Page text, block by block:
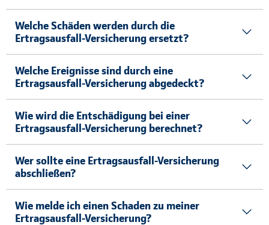
Welche Schäden werden durch die
Ertragsausfall-Versicherung ersetzt?
Welche Ereignisse sind durch eine
Ertragsausfall-Versicherung abgedeckt?
Wie wird die Entschädigung bei einer
Ertragsausfall-Versicherung berechnet?
Wer sollte eine Ertragsausfall-Versicherung
abschließen?
Wie melde ich einen Schaden zu meiner
Ertragsausfall-Versicherung?